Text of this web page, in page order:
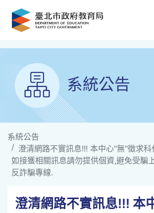
跳到主要內容
系統公告
系統公告
澄清網路不實訊息!!! 本中心"無"徵求
如接獲相關訊息請勿提供個資,避免受騙
反詐騙專線.
澄清網路不實訊息!!! 本